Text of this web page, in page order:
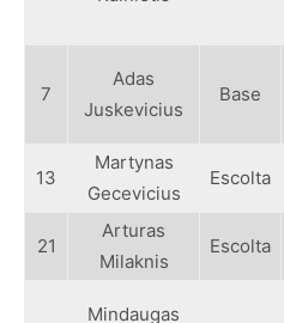
7
Adas
Juskevicius
Base
13
Martynas
Gecevicius
Escolta
21
Arturas
Milaknis
Escolta
Mindaugas